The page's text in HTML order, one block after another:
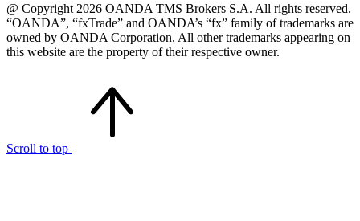
@ Copyright 2026 OANDA TMS Brokers S.A. All rights reserved.
“OANDA”, “fxTrade” and OANDA’s “fx” family of trademarks are
owned by OANDA Corporation. All other trademarks appearing on
this website are the property of their respective owner.
Scroll to top